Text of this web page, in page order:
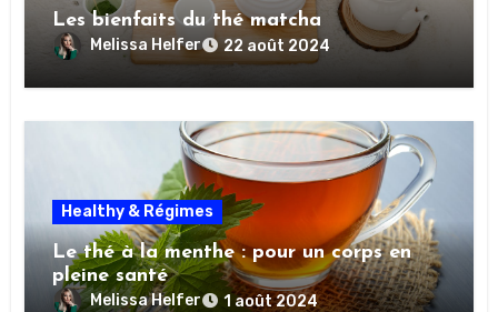
Les bienfaits du thé matcha
Melissa Helfer 22 août 2024
Healthy & Régimes
Le thé à la menthe : pour un corps en
pleine santé
Melissa Helfer 1 août 2024